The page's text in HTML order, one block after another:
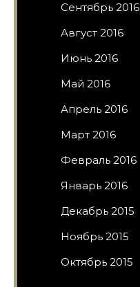
Сентябрь 2016
Август 2016
Июнь 2016
Май 2016
Апрель 2016
Март 2016
Февраль 2016
Январь 2016
Декабрь 2015
Ноябрь 2015
Октябрь 2015